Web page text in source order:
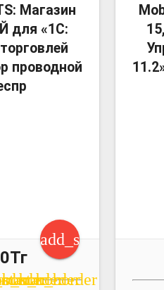
more_vert
Магазин
для «1С:
проводной
add_shopping_cart
star_border
star_border